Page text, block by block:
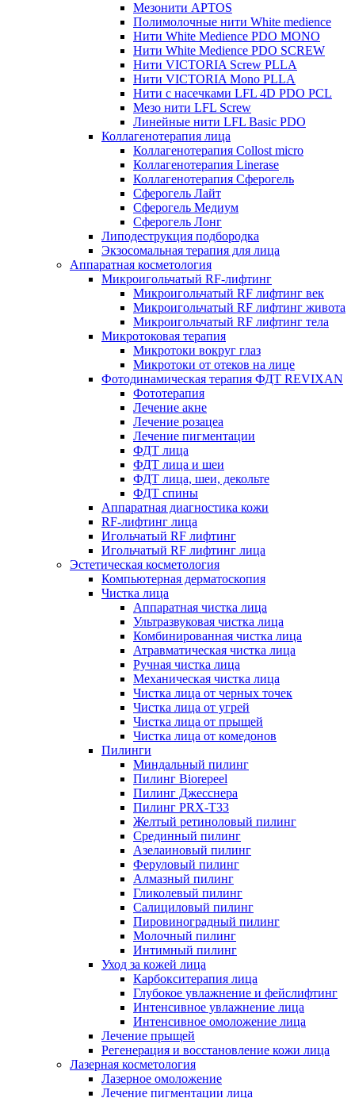
Мезонити APTOS
Полимолочные нити White medience
Нити White Medience PDO MONO
Нити White Medience PDO SCREW
Нити VICTORIA Screw PLLA
Нити VICTORIA Mono PLLA
Нити с насечками LFL 4D PDO PCL
Мезо нити LFL Screw
Линейные нити LFL Basic PDO
Коллагенотерапия лица
Коллагенотерапия Collost micro
Коллагенотерапия Linerase
Коллагенотерапия Сферогель
Сферогель Лайт
Сферогель Медиум
Сферогель Лонг
Липодеструкция подбородка
Экзосомальная терапия для лица
Аппаратная косметология
Микроигольчатый RF-лифтинг
Микроигольчатый RF лифтинг век
Микроигольчатый RF лифтинг живота
Микроигольчатый RF лифтинг тела
Микротоковая терапия
Микротоки вокруг глаз
Микротоки от отеков на лице
Фотодинамическая терапия ФДТ REVIXAN
Фототерапия
Лечение акне
Лечение розацеа
Лечение пигментации
ФДТ лица
ФДТ лица и шеи
ФДТ лица, шеи, декольте
ФДТ спины
Аппаратная диагностика кожи
RF-лифтинг лица
Игольчатый RF лифтинг
Игольчатый RF лифтинг лица
Эстетическая косметология
Компьютерная дерматоскопия
Чистка лица
Аппаратная чистка лица
Ультразвуковая чистка лица
Комбинированная чистка лица
Атравматическая чистка лица
Ручная чистка лица
Механическая чистка лица
Чистка лица от черных точек
Чистка лица от угрей
Чистка лица от прыщей
Чистка лица от комедонов
Пилинги
Миндальный пилинг
Пилинг Biorepeel
Пилинг Джесснера
Пилинг PRX-T33
Желтый ретиноловый пилинг
Срединный пилинг
Азелаиновый пилинг
Феруловый пилинг
Алмазный пилинг
Гликолевый пилинг
Салициловый пилинг
Пировиноградный пилинг
Молочный пилинг
Интимный пилинг
Уход за кожей лица
Карбокситерапия лица
Глубокое увлажнение и фейслифтинг
Интенсивное увлажнение лица
Интенсивное омоложение лица
Лечение прыщей
Регенерация и восстановление кожи лица
Лазерная косметология
Лазерное омоложение
Лечение пигментации лица